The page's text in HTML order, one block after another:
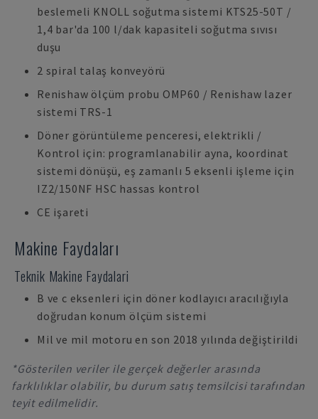
beslemeli KNOLL soğutma sistemi KTS25-50T /
1,4 bar'da 100 l/dak kapasiteli soğutma sıvısı
duşu
2 spiral talaş konveyörü
Renishaw ölçüm probu OMP60 / Renishaw lazer
sistemi TRS-1
Döner görüntüleme penceresi, elektrikli /
Kontrol için: programlanabilir ayna, koordinat
sistemi dönüşü, eş zamanlı 5 eksenli işleme için
IZ2/150NF HSC hassas kontrol
CE işareti
Makine Faydaları
Teknik Makine Faydalari
B ve c eksenleri için döner kodlayıcı aracılığıyla
doğrudan konum ölçüm sistemi
Mil ve mil motoru en son 2018 yılında değiştirildi
*Gösterilen veriler ile gerçek değerler arasında
farklılıklar olabilir, bu durum satış temsilcisi tarafından
teyit edilmelidir.